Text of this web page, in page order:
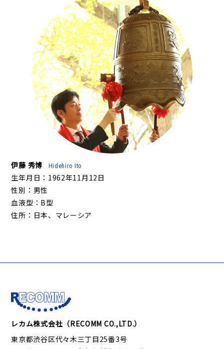
伊藤 秀博 Hidehiro Ito
生年月日：1962年11月12日
性別：男性
血液型：B型
住所：日本、マレーシア
レカム株式会社（RECOMM CO.,LTD.）
東京都渋谷区代々木三丁目25番3号